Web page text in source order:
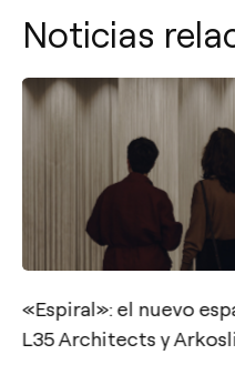
Noticias
«Espiral»: el nuevo
L35 Architects y